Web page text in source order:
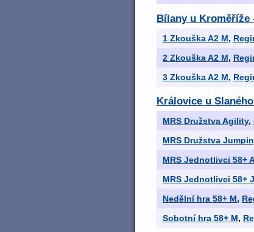
Bílany u Kroměříže
1 Zkouška A2 M,
2 Zkouška A2 M,
3 Zkouška A2 M,
Královice u
MRS Družstva Agility,
MRS Družstva
MRS Jednotlivci 58+
MRS Jednotlivci 58+
Nedělní hra 58+ M,
Sobotní hra 58+ M,